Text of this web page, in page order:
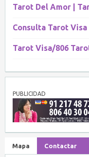
Tarot Del Amor |
Consulta Tarot
Tarot Visa/806
PUBLICIDAD
Mapa Contactar